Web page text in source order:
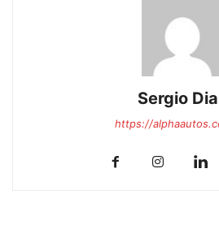
Sergio
https://